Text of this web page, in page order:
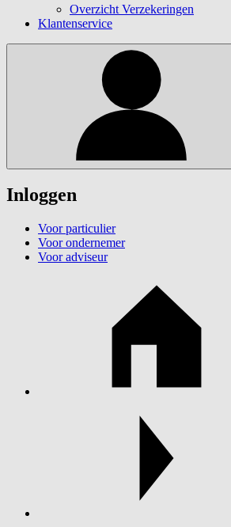
Overzicht Verzekeringen
Klantenservice
Inloggen
Voor particulier
Voor ondernemer
Voor adviseur